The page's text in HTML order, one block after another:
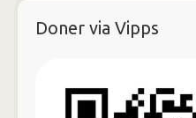
Doner via Vipps